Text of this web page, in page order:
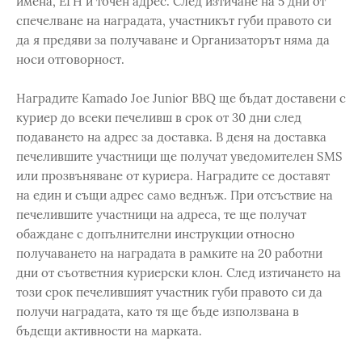
спечелване на наградата, участникът губи правото си
да я предяви за получаване и Организаторът няма да
носи отговорност.
Наградите Kamado Joe Junior BBQ ще бъдат доставени с
куриер до всеки печеливш в срок от 30 дни след
подаването на адрес за доставка. В деня на доставка
печелившите участници ще получат уведомителен SMS
или прозвъняване от куриера. Наградите се доставят
на един и същи адрес само веднъж. При отсъствие на
печелившите участници на адреса, те ще получат
обаждане с допълнителни инструкции относно
получаването на наградата в рамките на 20 работни
дни от съответния куриерски клон. След изтичането на
този срок печелившият участник губи правото си да
получи наградата, като тя ще бъде използвана в
бъдещи активности на марката.